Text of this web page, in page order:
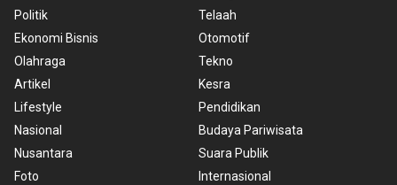
Politik
Ekonomi Bisnis
Olahraga
Artikel
Lifestyle
Nasional
Nusantara
Foto
Telaah
Otomotif
Tekno
Kesra
Pendidikan
Budaya Pariwisata
Suara Publik
Internasional